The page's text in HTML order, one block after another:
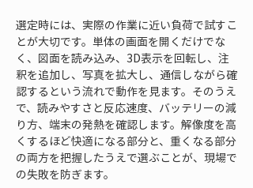
選定時には、実際の作業に近い負荷で試すこ
とが大切です。単体の画面を開くだけでな
く、図面を読み込み、3D表示を回転し、注
釈を追加し、写真を拡大し、通信しながら確
認するという流れで動作を見ます。そのうえ
で、読みやすさと反応速度、バッテリーの減
り方、端末の発熱を確認します。解像度を高
くするほど快適になる部分と、重くなる部分
の両方を把握したうえで選ぶことが、現場で
の失敗を防ぎます。